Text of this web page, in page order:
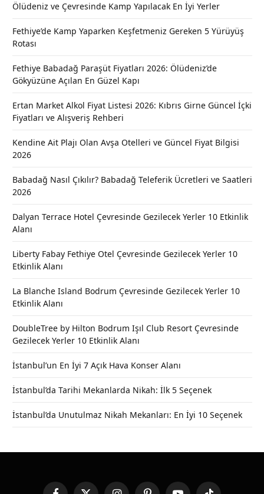
Ölüdeniz ve Çevresinde Kamp Yapılacak En İyi Yerler
Fethiye’de Kamp Yaparken Keşfetmeniz Gereken 5 Yürüyüş
Rotası
Fethiye Babadağ Paraşüt Fiyatları 2026: Ölüdeniz’de
Gökyüzüne Açılan En Güzel Kapı
Ertan Market Alkol Fiyat Listesi 2026: Kıbrıs Girne Güncel İçki
Fiyatları ve Alışveriş Rehberi
Kendine Ait Plajı Olan Avşa Otelleri ve Güncel Fiyat Bilgisi
2026
Babadağ Nasıl Çıkılır? Babadağ Teleferik Ücretleri ve Saatleri
2026
Dalyan Terrace Hotel Çevresinde Gezilecek Yerler 10 Etkinlik
Alanı
Liberty Fabay Fethiye Otel Çevresinde Gezilecek Yerler 10
Etkinlik Alanı
La Blanche Island Bodrum Çevresinde Gezilecek Yerler 10
Etkinlik Alanı
DoubleTree by Hilton Bodrum Işıl Club Resort Çevresinde
Gezilecek Yerler 10 Etkinlik Alanı
İstanbul’un En İyi 7 Açık Hava Konser Alanı
İstanbul’da Tarihi Mekanlarda Nikah: İlk 5 Seçenek
İstanbul’da Unutulmaz Nikah Mekanları: En İyi 10 Seçenek